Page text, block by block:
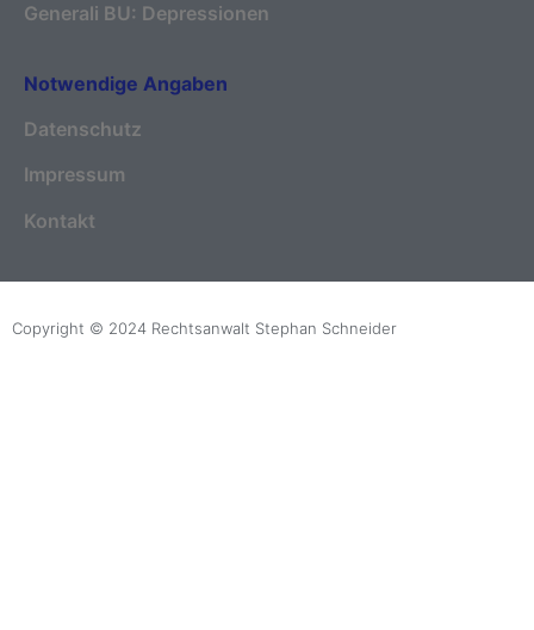
Generali BU: Depressionen
Notwendige Angaben
Datenschutz
Impressum
Kontakt
Copyright © 2024 Rechtsanwalt Stephan Schneider